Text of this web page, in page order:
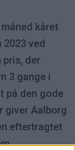
kåret
ved
pris, der
3 gange i
på den gode
giver Aalborg
eftertragtet